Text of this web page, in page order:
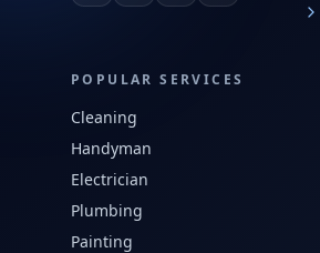
POPULAR SERVICES
Cleaning
Handyman
Electrician
Plumbing
Painting